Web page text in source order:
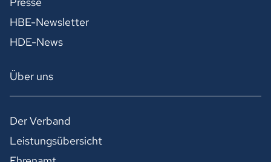
HBE-Newsletter
HDE-News
Über uns
Der Verband
Leistungsübersicht